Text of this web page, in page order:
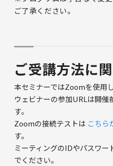
ご了承ください。
ご受講方法に
本セミナーではZoomを使用し
ウェビナーの参加URLは開
す。
Zoomの接続テストは こちら
す。
ミーティングのIDやパスワ
でください。